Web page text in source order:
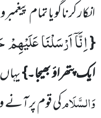
انکار کرناگویا تمام
{اِنَّاۤ اَرْسَلْنَا
ایک پتھراؤ بھیجا۔}
وَالسَّلَامکی قوم پر